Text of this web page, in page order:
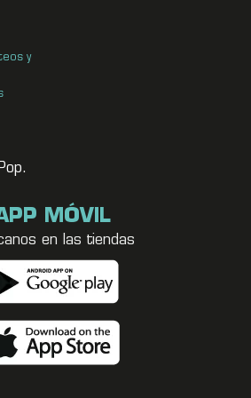
y
MÓVIL
en las tiendas